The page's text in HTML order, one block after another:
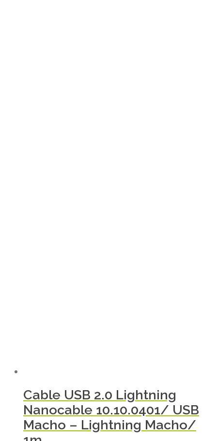
Cable USB 2.0 Lightning
Nanocable 10.10.0401/ USB
Macho – Lightning Macho/